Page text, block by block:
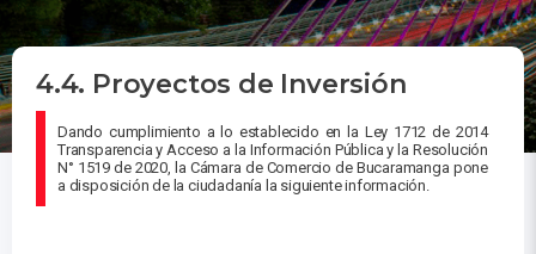
4.4. Proyectos de Inversión
Dando cumplimiento a lo establecido en la Ley 1712 de 2014
Transparencia y Acceso a la Información Pública y la Resolución
N° 1519 de 2020, la Cámara de Comercio de Bucaramanga pone
a disposición de la ciudadanía la siguiente información.